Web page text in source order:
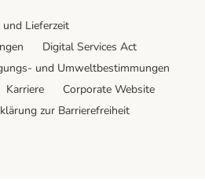
Lieferzeit
Digital Services Act
und Umweltbestimmungen
Karriere
Corporate Website
zur Barrierefreiheit